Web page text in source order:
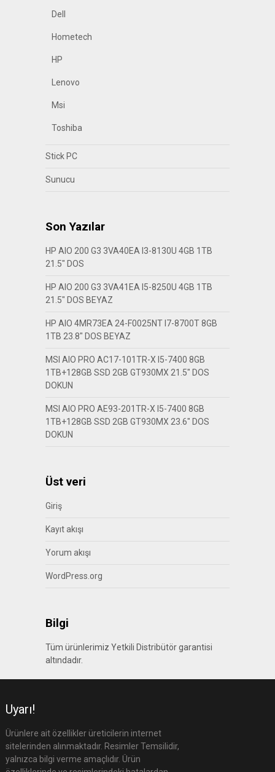
Dell
Hometech
HP
Lenovo
Msi
Toshiba
Stick PC
Sunucu
Son Yazılar
HP AIO 200 G3 3VA40EA I3-8130U 4GB 1TB
21.5″ DOS
HP AIO 200 G3 3VA41EA I5-8250U 4GB 1TB
21.5″ DOS BEYAZ
HP AIO 4MR73EA 24-F0025NT I7-8700T 8GB
1TB 23.8″ DOS BEYAZ
MSI AIO PRO AC17-101TR-X I5-7400 8GB
1TB+128GB SSD 2GB GT930MX 21.5″ DOS
DOKUN
MSI AIO PRO AE93-201TR-X I5-7400 8GB
1TB+128GB SSD 2GB GT930MX 23.6″ DOS
DOKUN
Üst veri
Giriş
Kayıt akışı
Yorum akışı
WordPress.org
Bilgi
Tüm ürünlerimiz Yetkili Distribütör garantisi
altındadır.
Uyarı!
Ürünlere ait özellikler üreticilerin internet
sitelerinden alınmaktadır. Resimler Temsilidir,
yalnızca bilgi verme amaçlıdır. Ürün